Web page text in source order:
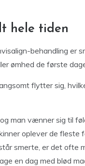
hele tiden
behandling er
ømhed de første
flytter sig,
man vænner sig til
oplever de fleste
smerte, er det ofte
en dag med blød